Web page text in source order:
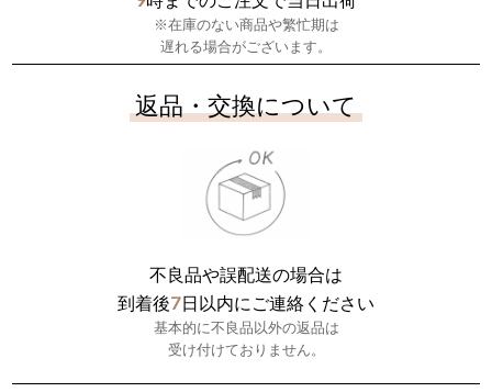
※在庫のない商品や繁忙期は
遅れる場合がございます。
返品・交換について
不良品や誤配送の場合は
到着後7日以内にご連絡ください
基本的に不良品以外の返品は
受け付けておりません。